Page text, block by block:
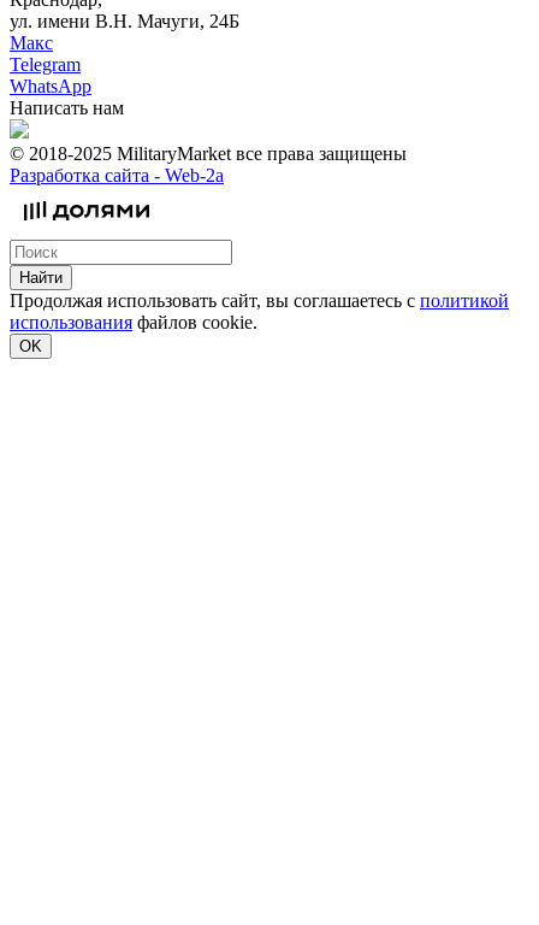
ул. имени В.Н. Мачуги, 24Б
Макс
Telegram
WhatsApp
Написать нам
© 2018-2025 MilitaryMarket все права защищены
Разработка сайта - Web-2a
Найти
Продолжая использовать сайт, вы соглашаетесь с политикой
использования файлов cookie.
OK